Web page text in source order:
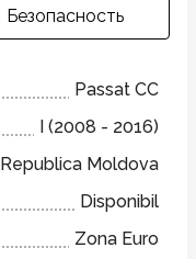
Безопасность
Passat CC
I (2008 - 2016)
Republica Moldova
Disponibil
Zona Euro